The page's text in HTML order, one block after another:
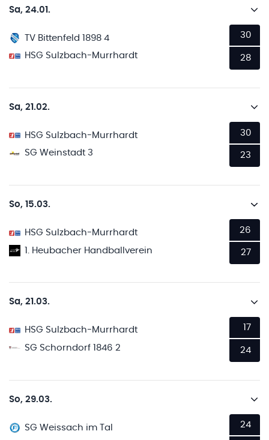
Sa, 24.01.
TV Bittenfeld 1898 4
HSG Sulzbach-Murrhardt
30
28
Sa, 21.02.
HSG Sulzbach-Murrhardt
SG Weinstadt 3
30
23
So, 15.03.
HSG Sulzbach-Murrhardt
1. Heubacher Handballverein
26
27
Sa, 21.03.
HSG Sulzbach-Murrhardt
SG Schorndorf 1846 2
17
24
So, 29.03.
SG Weissach im Tal
24